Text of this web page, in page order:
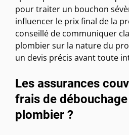
pour traiter un bouchon
influencer le prix final de la
conseillé de communiquer
plombier sur la nature du
un devis précis avant toute
Les assurances
frais de
plombier ?